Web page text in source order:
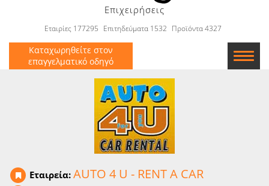
Επιχειρήσεις
Εταιρίες 177295 Επιτηδεύματα 1532 Προϊόντα 4327
Καταχωρηθείτε στον
επαγγελματικό οδηγό
Βιβλία
Εταιρεία: AUTO 4 U - RENT A CAR